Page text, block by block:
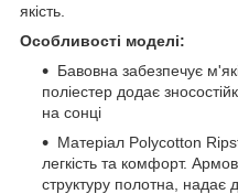
якість.
Особливості моделі:
Бавовна забезпечує
поліестер додає
на сонці
Матеріал Polycotton
легкість та комфорт.
структуру полотна, надає